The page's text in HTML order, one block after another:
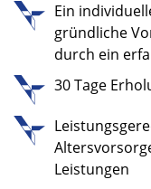
Ein
gründliche
durch ein
30 Tage
Leistungen